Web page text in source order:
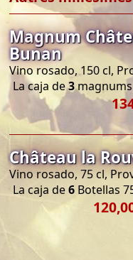
Magnum
Bunan
Vino rosado, 150 cl,
La caja de3magnums
Château la
Vino rosado, 75 cl,
La caja de6 Botellas